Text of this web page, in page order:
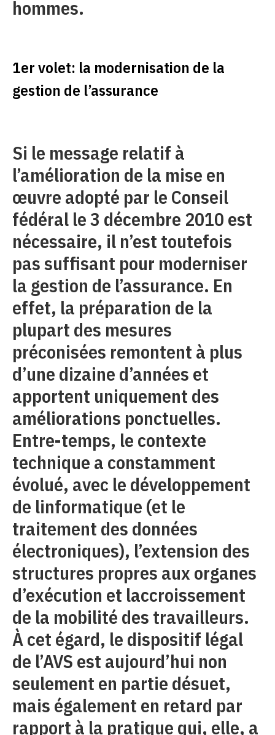
hommes.
1er volet: la modernisation de la
gestion de l’assurance
Si le message relatif à
l’amélioration de la mise en
œuvre adopté par le Conseil
fédéral le 3 décembre 2010 est
nécessaire, il n’est toutefois
pas suffisant pour moderniser
la gestion de l’assurance. En
effet, la préparation de la
plupart des mesures
préconisées remontent à plus
d’une dizaine d’années et
apportent uniquement des
améliorations ponctuelles.
Entre-temps, le contexte
technique a constamment
évolué, avec le développement
de linformatique (et le
traitement des données
électroniques), l’extension des
structures propres aux organes
d’exécution et laccroissement
de la mobilité des travailleurs.
À cet égard, le dispositif légal
de l’AVS est aujourd’hui non
seulement en partie désuet,
mais également en retard par
rapport à la pratique qui, elle, a